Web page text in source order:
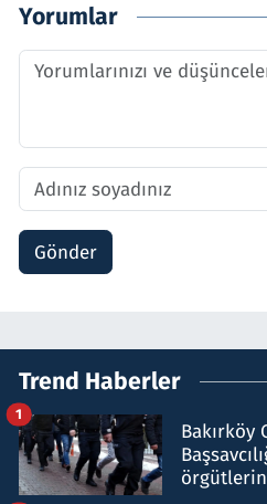
Yorumlar
Gönder
Trend Haberler
Bakırköy
1